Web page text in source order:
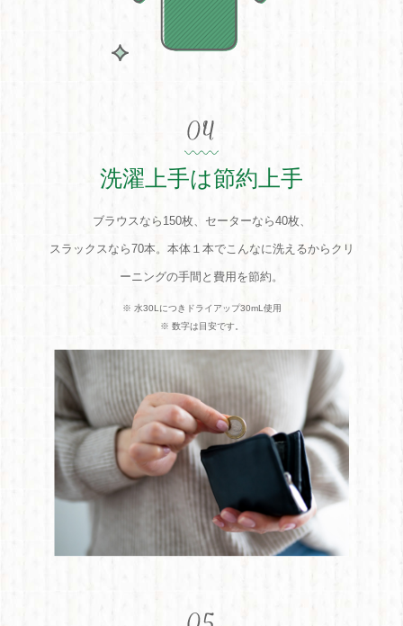
洗濯上手は節約上手
ブラウスなら150枚、セーターなら40枚、
スラックスなら70本。 本体１本でこんなに洗えるからクリ
ーニングの手間と費用を節約。
※ 水30Lにつきドライアップ30mL使用
※ 数字は目安です。